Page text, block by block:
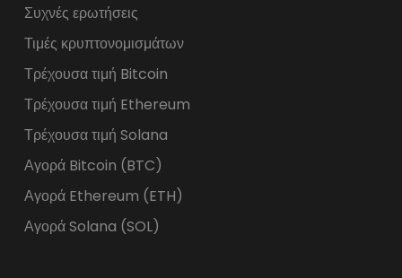
Συχνές ερωτήσεις
Τιμές κρυπτονομισμάτων
Τρέχουσα τιμή Bitcoin
Τρέχουσα τιμή Ethereum
Τρέχουσα τιμή Solana
Αγορά Bitcoin (BTC)
Αγορά Ethereum (ETH)
Αγορά Solana (SOL)